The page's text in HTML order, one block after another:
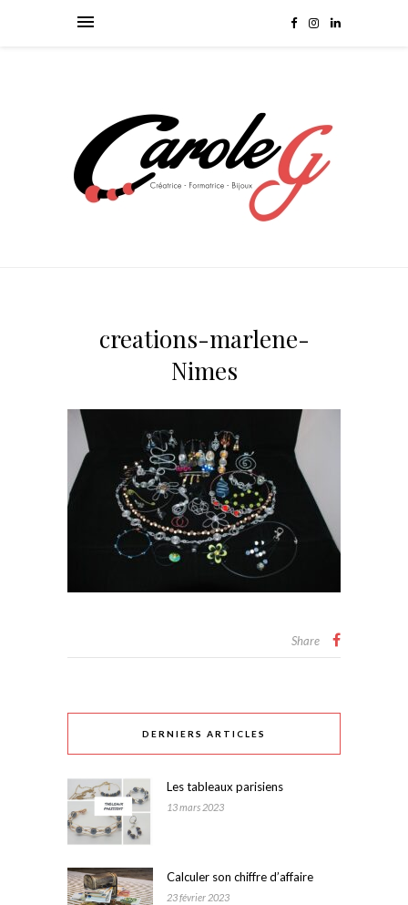
creations-marlene-
Nimes
Share
DERNIERS ARTICLES
Les tableaux parisiens
13 mars 2023
Calculer son chiffre d’affaire
23 février 2023